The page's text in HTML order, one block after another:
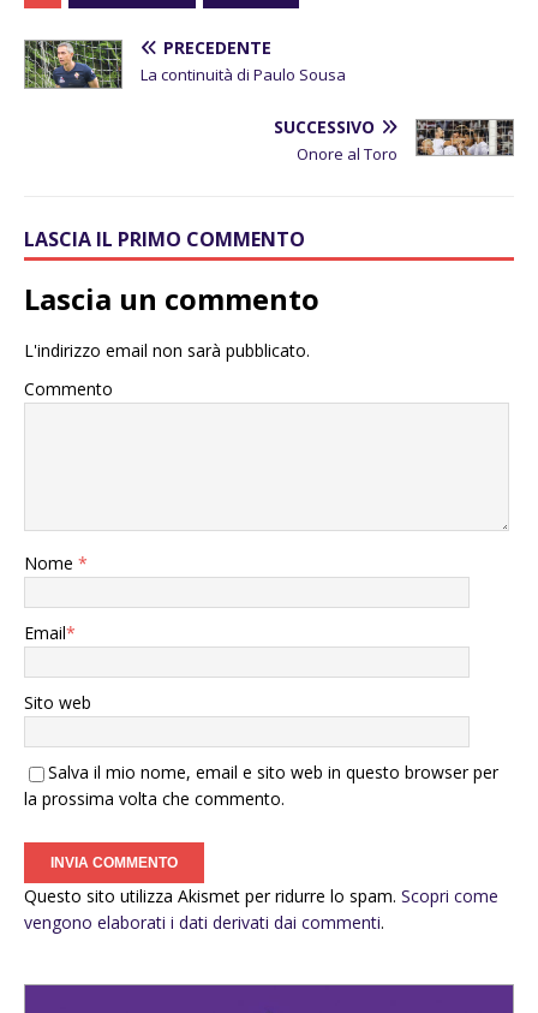
PRECEDENTE
La continuità di Paulo Sousa
SUCCESSIVO
Onore al Toro
LASCIA IL PRIMO COMMENTO
Lascia un commento
L'indirizzo email non sarà pubblicato.
Commento
Nome *
Email*
Sito web
Salva il mio nome, email e sito web in questo browser per
la prossima volta che commento.
Questo sito utilizza Akismet per ridurre lo spam. Scopri come
vengono elaborati i dati derivati dai commenti.